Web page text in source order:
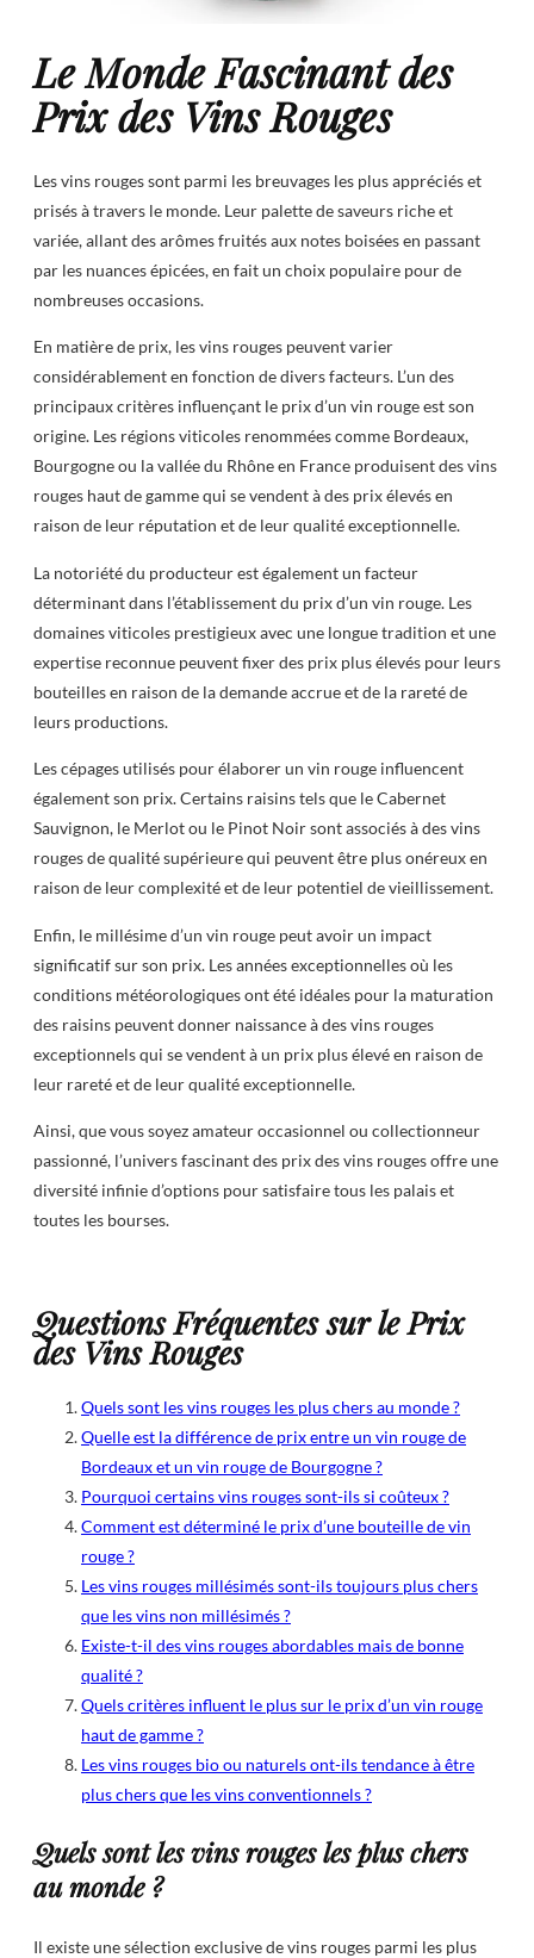
Le Monde Fascinant des
Prix des Vins Rouges
Les vins rouges sont parmi les breuvages les plus appréciés et
prisés à travers le monde. Leur palette de saveurs riche et
variée, allant des arômes fruités aux notes boisées en passant
par les nuances épicées, en fait un choix populaire pour de
nombreuses occasions.
En matière de prix, les vins rouges peuvent varier
considérablement en fonction de divers facteurs. L’un des
principaux critères influençant le prix d’un vin rouge est son
origine. Les régions viticoles renommées comme Bordeaux,
Bourgogne ou la vallée du Rhône en France produisent des vins
rouges haut de gamme qui se vendent à des prix élevés en
raison de leur réputation et de leur qualité exceptionnelle.
La notoriété du producteur est également un facteur
déterminant dans l’établissement du prix d’un vin rouge. Les
domaines viticoles prestigieux avec une longue tradition et une
expertise reconnue peuvent fixer des prix plus élevés pour leurs
bouteilles en raison de la demande accrue et de la rareté de
leurs productions.
Les cépages utilisés pour élaborer un vin rouge influencent
également son prix. Certains raisins tels que le Cabernet
Sauvignon, le Merlot ou le Pinot Noir sont associés à des vins
rouges de qualité supérieure qui peuvent être plus onéreux en
raison de leur complexité et de leur potentiel de vieillissement.
Enfin, le millésime d’un vin rouge peut avoir un impact
significatif sur son prix. Les années exceptionnelles où les
conditions météorologiques ont été idéales pour la maturation
des raisins peuvent donner naissance à des vins rouges
exceptionnels qui se vendent à un prix plus élevé en raison de
leur rareté et de leur qualité exceptionnelle.
Ainsi, que vous soyez amateur occasionnel ou collectionneur
passionné, l’univers fascinant des prix des vins rouges offre une
diversité infinie d’options pour satisfaire tous les palais et
toutes les bourses.
Questions Fréquentes sur le Prix
des Vins Rouges
Quels sont les vins rouges les plus chers au monde ?
Quelle est la différence de prix entre un vin rouge de
Bordeaux et un vin rouge de Bourgogne ?
Pourquoi certains vins rouges sont-ils si coûteux ?
Comment est déterminé le prix d’une bouteille de vin
rouge ?
Les vins rouges millésimés sont-ils toujours plus chers
que les vins non millésimés ?
Existe-t-il des vins rouges abordables mais de bonne
qualité ?
Quels critères influent le plus sur le prix d’un vin rouge
haut de gamme ?
Les vins rouges bio ou naturels ont-ils tendance à être
plus chers que les vins conventionnels ?
Quels sont les vins rouges les plus chers
au monde ?
Il existe une sélection exclusive de vins rouges parmi les plus